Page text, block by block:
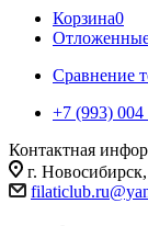
Корзина0
Сравнение
+7 (993) 004
Контактная
г.